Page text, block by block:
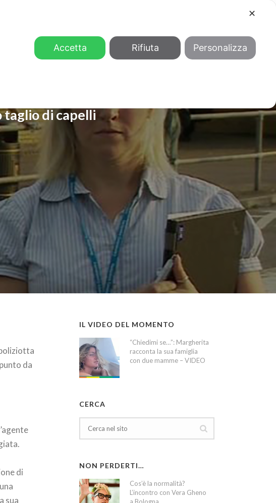
taglio di capelli
da
di
sua
IL VIDEO DEL MOMENTO
“Chiedimi se…”: Margherita
racconta la sua famiglia
con due mamme – VIDEO
CERCA
NON PERDERTI…
Cos’è la normalità?
L’incontro con Vera Gheno
✕
Accetta Rifiuta Personalizza